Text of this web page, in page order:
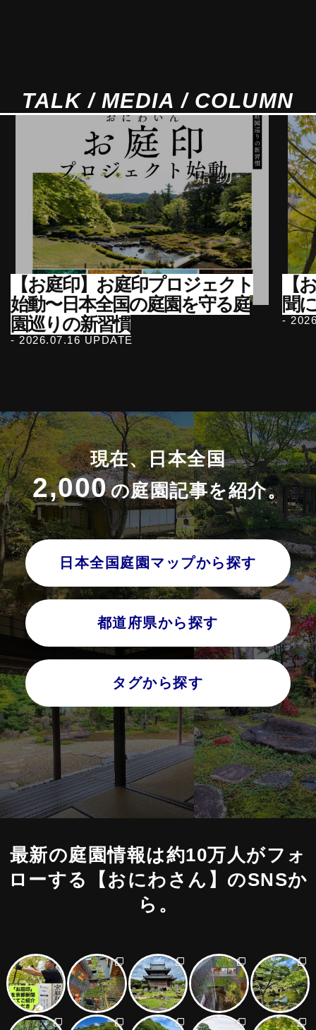
TALK / MEDIA / COLUMN
【お庭印】お庭印プロジェクト
始動〜日本全国の庭園を守る庭
園巡りの新習慣
- 2026.07.16 UPDATE
【
聞
-
現在、日本全国
2,000の庭園記事を紹介。
日本全国庭園マップから探す
都道府県から探す
タグから探す
最新の庭園情報は約10万人がフォ
ローする
【おにわさん】のSNSか
ら。